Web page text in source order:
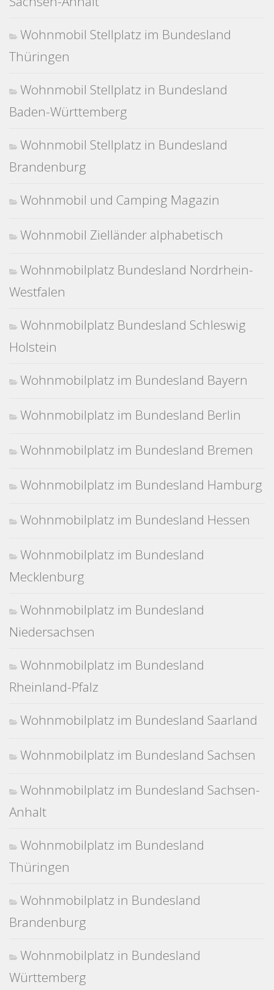
Wohnmobil Stellplatz im Bundesland
Thüringen
Wohnmobil Stellplatz in Bundesland
Baden-Württemberg
Wohnmobil Stellplatz in Bundesland
Brandenburg
Wohnmobil und Camping Magazin
Wohnmobil Zielländer alphabetisch
Wohnmobilplatz Bundesland Nordrhein-
Westfalen
Wohnmobilplatz Bundesland Schleswig
Holstein
Wohnmobilplatz im Bundesland Bayern
Wohnmobilplatz im Bundesland Berlin
Wohnmobilplatz im Bundesland Bremen
Wohnmobilplatz im Bundesland Hamburg
Wohnmobilplatz im Bundesland Hessen
Wohnmobilplatz im Bundesland
Mecklenburg
Wohnmobilplatz im Bundesland
Niedersachsen
Wohnmobilplatz im Bundesland
Rheinland-Pfalz
Wohnmobilplatz im Bundesland Saarland
Wohnmobilplatz im Bundesland Sachsen
Wohnmobilplatz im Bundesland Sachsen-
Anhalt
Wohnmobilplatz im Bundesland
Thüringen
Wohnmobilplatz in Bundesland
Brandenburg
Wohnmobilplatz in Bundesland
Württemberg